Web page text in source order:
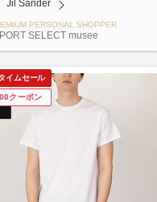
Jil Sander
PERSONAL SHOPPER
SELECT musee
イムセール
クーポン